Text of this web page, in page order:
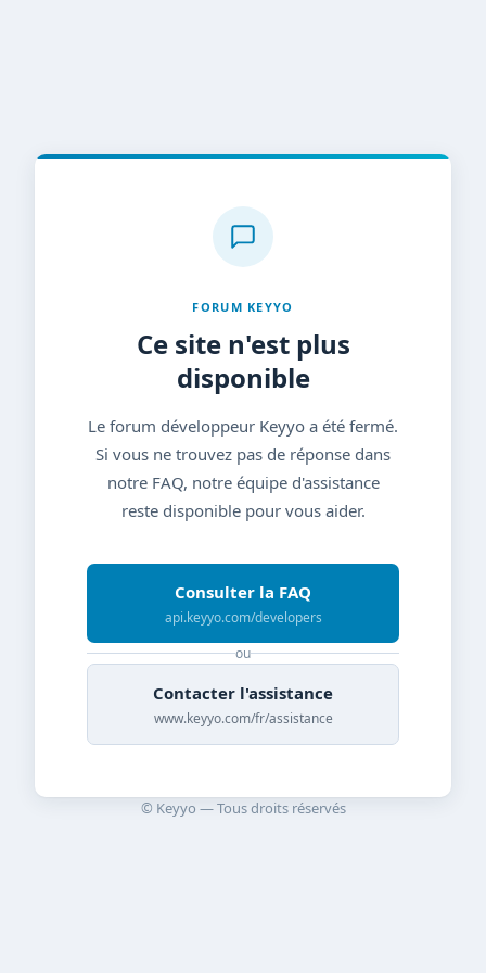
FORUM KEYYO
Ce site n'est plus
disponible
Le forum développeur Keyyo a été fermé.
Si vous ne trouvez pas de réponse dans
notre FAQ, notre équipe d'assistance
reste disponible pour vous aider.
Consulter la FAQ
api.keyyo.com/developers
ou
Contacter l'assistance
www.keyyo.com/fr/assistance
© Keyyo — Tous droits réservés